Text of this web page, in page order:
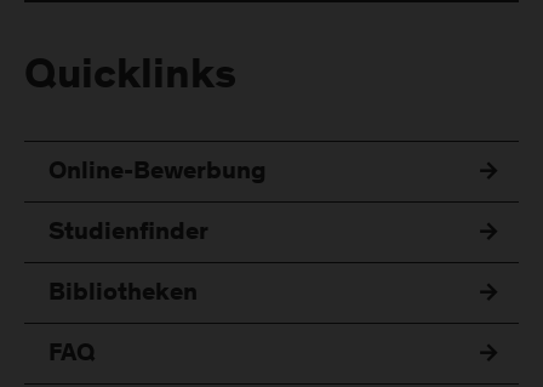
Quicklinks
Online-Bewerbung
Studienfinder
Bibliotheken
FAQ